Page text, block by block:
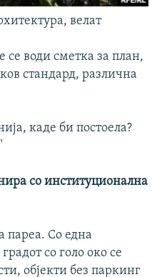
велат
се води сметка за план,
стандард, различна
каде би постоела?
со институционална
пареа. Со една
со голо око се
објекти без паркинг